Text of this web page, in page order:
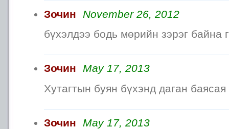
Зочин
November 26, 2012
бүхэлдээ бодь мөрийн зэрэг байна
Зочин
May 17, 2013
Хутагтын буян бүхэнд даган баясая
Зочин
May 17, 2013